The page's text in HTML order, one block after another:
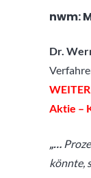
nwm:
Dr.
Aktie –
„…
könnte,